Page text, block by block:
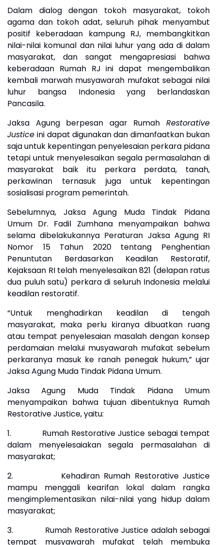
Dalam dialog dengan tokoh masyarakat, tokoh
agama dan tokoh adat, seluruh pihak menyambut
positif keberadaan kampung RJ, membangkitkan
nilai-nilai komunal dan nilai luhur yang ada di dalam
masyarakat, dan sangat mengapresiasi bahwa
keberadaan Rumah RJ ini dapat mengembalikan
kembali marwah musyawarah mufakat sebagai nilai
luhur bangsa Indonesia yang berlandaskan
Pancasila.
Jaksa Agung berpesan agar Rumah Restorative
Justiceini dapat digunakan dan dimanfaatkan bukan
saja untuk kepentingan penyelesaian perkara pidana
tetapi untuk menyelesaikan segala permasalahan di
masyarakat baik itu perkara perdata, tanah,
perkawinan ternasuk juga untuk kepentingan
sosialisasi program pemerintah.
Sebelumnya, Jaksa Agung Muda Tindak Pidana
Umum Dr. Fadil Zumhana menyampaikan bahwa
selama dibelakukannya Peraturan Jaksa Agung RI
Nomor 15 Tahun 2020 tentang Penghentian
Penuntutan Berdasarkan Keadilan Restoratif,
Kejaksaan RI telah menyelesaikan 821 (delapan ratus
dua puluh satu) perkara di seluruh Indonesia melalui
keadilan restoratif.
“Untuk menghadirkan keadilan di tengah
masyarakat, maka perlu kiranya dibuatkan ruang
atau tempat penyelesaian masalah dengan konsep
perdamaian melalui musyawarah mufakat sebelum
perkaranya masuk ke ranah penegak hukum,” ujar
Jaksa Agung Muda Tindak Pidana Umum.
Jaksa Agung Muda Tindak Pidana Umum
menyampaikan bahwa tujuan dibentuknya Rumah
Restorative Justice, yaitu:
1.
Rumah Restorative Justice sebagai tempat
dalam menyelesaiakan segala permasalahan di
masyarakat;
2.
Kehadiran Rumah Restorative Justice
mampu menggali kearifan lokal dalam rangka
mengimplementasikan nilai-nilai yang hidup dalam
masyarakat;
3.
Rumah Restorative Justice adalah sebagai
tempat musyawarah mufakat telah membuka